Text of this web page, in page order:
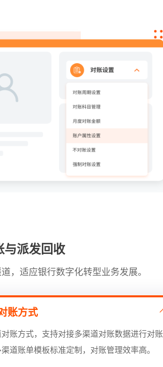
与派发回收
，适应银行数字化转型业务发展。
账方式
账方式，支持对接多渠道对账数据进行对账
道账单模板标准定制，对账管理效率高。